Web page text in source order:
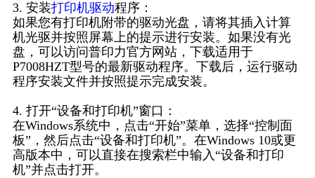
3. 安装打印机驱动程序：
如果您有打印机附带的驱动光盘，请将其插入计算
机光驱并按照屏幕上的提示进行安装。如果没有光
盘，可以访问普印力官方网站，下载适用于
P7008HZT型号的最新驱动程序。下载后，运行驱动
程序安装文件并按照提示完成安装。
4. 打开“设备和打印机”窗口：
在Windows系统中，点击“开始”菜单，选择“控制面
板”，然后点击“设备和打印机”。在Windows 10或更
高版本中，可以直接在搜索栏中输入“设备和打印
机”并点击打开。